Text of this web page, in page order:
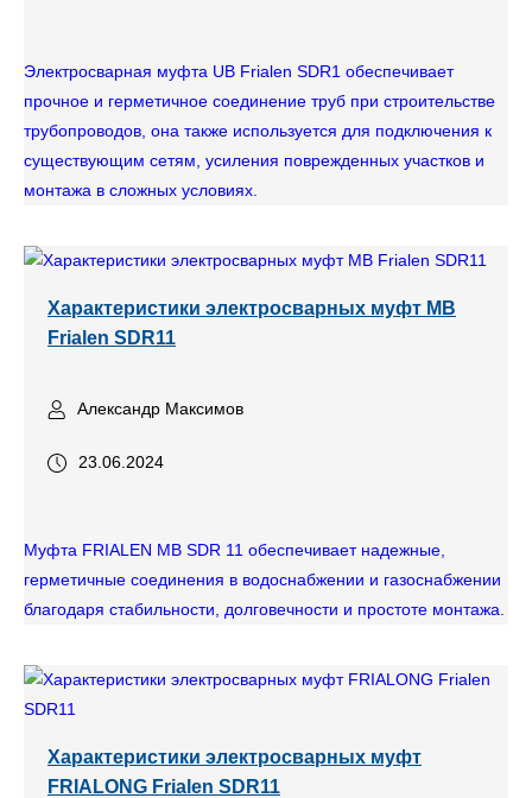
Электросварная муфта UB Frialen SDR1 обеспечивает
прочное и герметичное соединение труб при строительстве
трубопроводов, она также используется для подключения к
существующим сетям, усиления поврежденных участков и
монтажа в сложных условиях.
Характеристики электросварных муфт MB
Frialen SDR11
Александр Максимов
23.06.2024
Муфта FRIALEN MB SDR 11 обеспечивает надежные,
герметичные соединения в водоснабжении и газоснабжении
благодаря стабильности, долговечности и простоте монтажа.
Характеристики электросварных муфт
FRIALONG Frialen SDR11